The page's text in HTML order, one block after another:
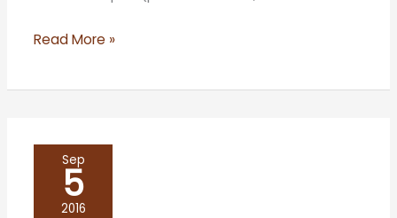
Read More »
Sep
5
2016
Trop
soleil